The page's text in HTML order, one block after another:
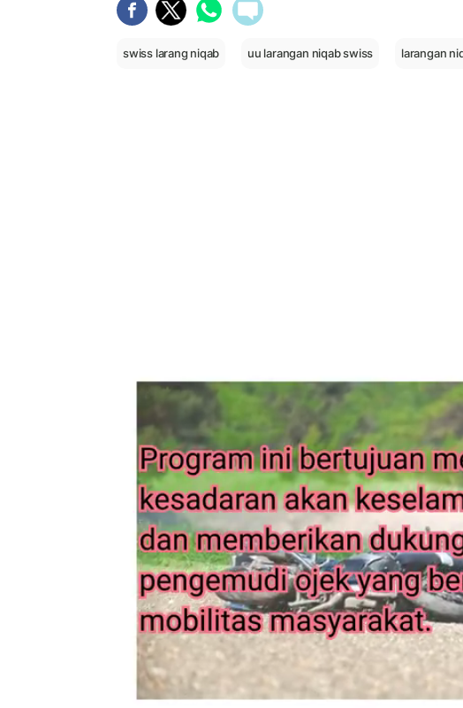
swiss larang niqab uu larangan niqab swiss larangan